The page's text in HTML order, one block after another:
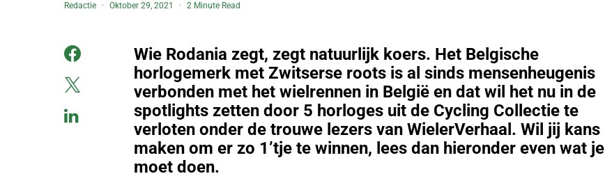
Redactie Oktober 29, 2021 2 Minute Read
Wie Rodania zegt, zegt natuurlijk koers. Het Belgische
horlogemerk met Zwitserse roots is al sinds mensenheugenis
verbonden met het wielrennen in België en dat wil het nu in de
spotlights zetten door 5 horloges uit de Cycling Collectie te
verloten onder de trouwe lezers van WielerVerhaal. Wil jij kans
maken om er zo 1’tje te winnen, lees dan hieronder even wat je
moet doen.